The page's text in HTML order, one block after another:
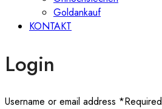
Goldankauf
KONTAKT
Login
Username or email address *Required